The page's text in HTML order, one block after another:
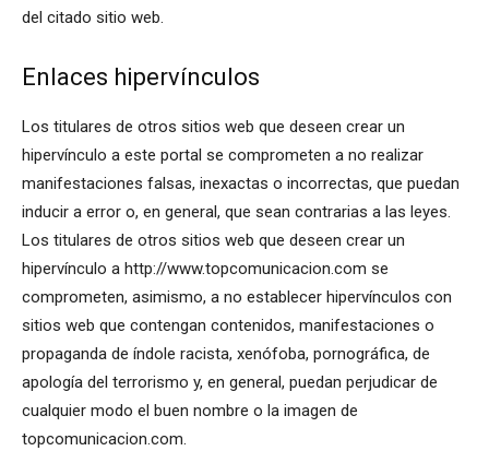
del citado sitio web.
Enlaces hipervínculos
Los titulares de otros sitios web que deseen crear un
hipervínculo a este portal se comprometen a no realizar
manifestaciones falsas, inexactas o incorrectas, que puedan
inducir a error o, en general, que sean contrarias a las leyes.
Los titulares de otros sitios web que deseen crear un
hipervínculo a http://www.topcomunicacion.com se
comprometen, asimismo, a no establecer hipervínculos con
sitios web que contengan contenidos, manifestaciones o
propaganda de índole racista, xenófoba, pornográfica, de
apología del terrorismo y, en general, puedan perjudicar de
cualquier modo el buen nombre o la imagen de
topcomunicacion.com.